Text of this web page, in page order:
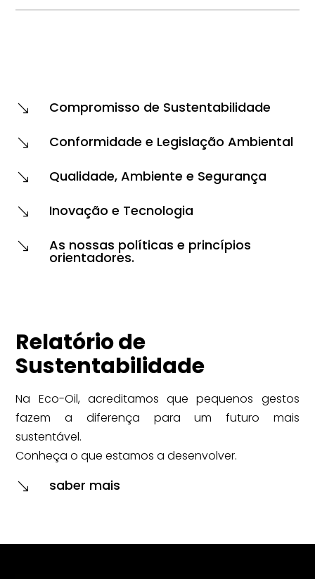
' Compromisso de Sustentabilidade
' Conformidade e Legislação Ambiental
' Qualidade, Ambiente e Segurança
' Inovação e Tecnologia
' As nossas políticas e princípios
orientadores.
Relatório de
Sustentabilidade
Na Eco-Oil, acreditamos que pequenos gestos
fazem a diferença para um futuro mais
sustentável.
Conheça o que estamos a desenvolver.
' saber mais